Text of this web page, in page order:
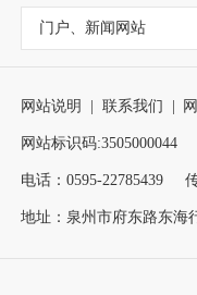
门户、新闻网站
网站说明 联系我们
网站标识码:3505000044
电话：0595-22785439
地址：泉州市府东路东海